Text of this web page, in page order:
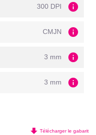
300 DPI info
CMJN info
3 mm info
3 mm info
file_download Télécharger le gabarit